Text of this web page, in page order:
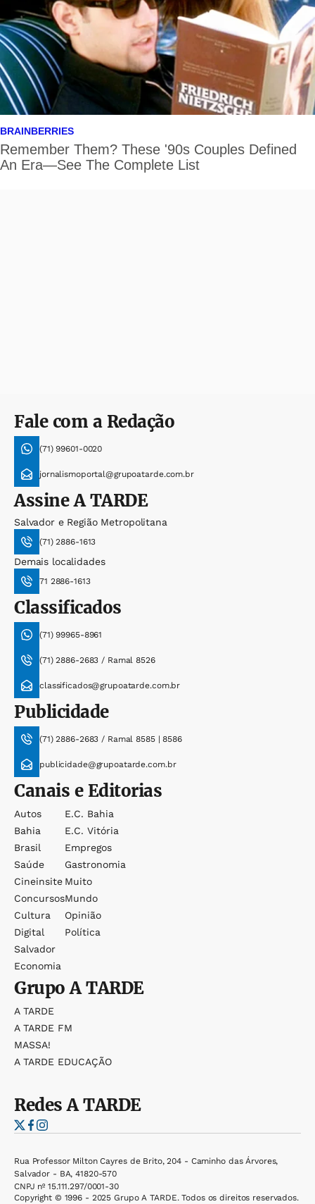
Fale com a Redação
(71) 99601-0020
jornalismoportal@grupoatarde.com.br
AssineA TARDE
Salvador e Região Metropolitana
(71) 2886-1613
Demais localidades
71 2886-1613
Classificados
(71) 99965-8961
(71) 2886-2683 / Ramal 8526
classificados@grupoatarde.com.br
Publicidade
(71) 2886-2683 / Ramal 8585 | 8586
publicidade@grupoatarde.com.br
Canais e Editorias
Autos
Bahia
Brasil
Saúde
Cineinsite
Concursos
Cultura
Digital
Salvador
Economia
E.c. Bahia
E.c. Vitória
Empregos
Gastronomia
Muito
Mundo
Opinião
Política
GrupoA TARDE
A TARDE
A TARDE FM
MASSA!
A TARDE EDUCAÇÃO
RedesA TARDE
Rua Professor Milton Cayres de Brito, 204 - Caminho das Árvores,
Salvador - BA, 41820-570
CNPJ nº 15.111.297/0001-30
Copyright © 1996 - 2025 Grupo A TARDE. Todos os direitos reservados.